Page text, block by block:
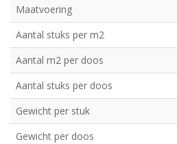
Maatvoering
Aantal stuks per m2
Aantal m2 per doos
Aantal stuks per doos
Gewicht per stuk
Gewicht per doos